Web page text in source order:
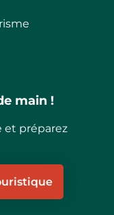
main !
et préparez